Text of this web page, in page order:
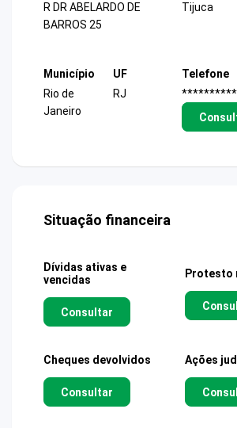
R DR ABELARDO DE
BARROS 25
Tijuca
Município
Rio de
Janeiro
UF
RJ
Telefone
**********
Situação financeira
Dívidas ativas e
vencidas
Consultar
Protesto
Cheques devolvidos
Consultar
Ações